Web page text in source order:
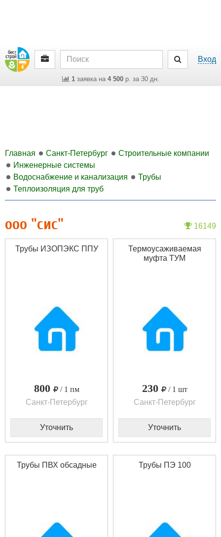
Вход
1заявка на 4 500р. за 30 дн.
Главная Санкт-Петербург
Строительные компании
Инженерные системы
Водоснабжение и канализация
Трубы
Теплоизоляция для труб
16149
ооо "сис"
Трубы ИЗОПЭКС ППУ
800
/ 1 пм
Санкт-Петербург
Уточнить
Термоусаживаемая
муфта ТУМ
230
/ 1 шт
Санкт-Петербург
Уточнить
Трубы ПВХ обсадные Трубы ПЭ 100